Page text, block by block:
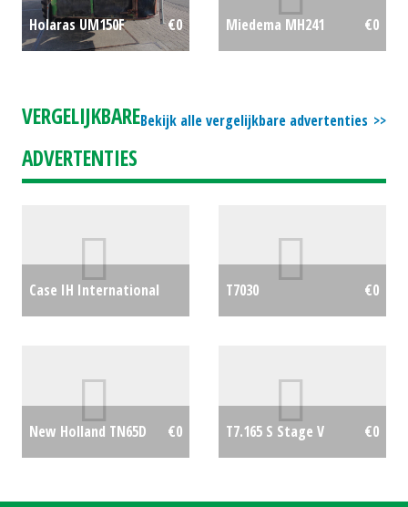
Holaras UM150F €0 Miedema MH241 €0
Bekijk alle vergelijkbare advertenties
VERGELIJKBARE
ADVERTENTIES
Case IH International
T7030 €0
New Holland TN65D €0 T7.165 S Stage V €0